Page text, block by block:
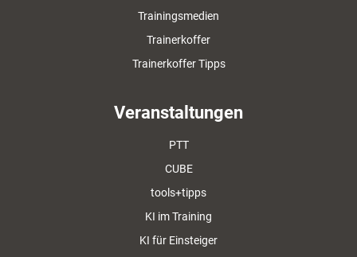
Trainingsmedien
Trainerkoffer
Trainerkoffer Tipps
Veranstaltungen
PTT
CUBE
tools+tipps
KI im Training
KI für Einsteiger